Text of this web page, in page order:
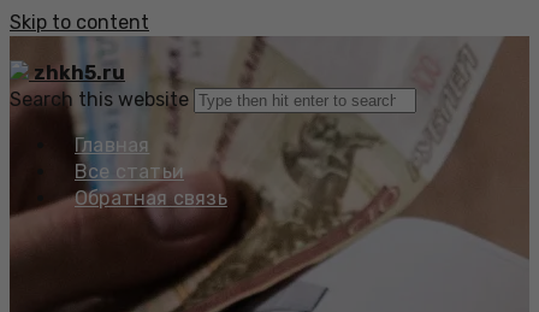
Skip to content
zhkh5.ru
Search this website
Главная
Все статьи
Обратная связь